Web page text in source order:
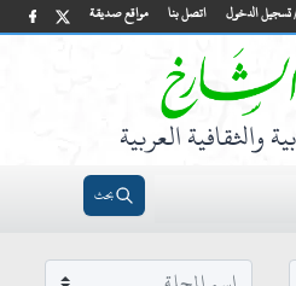
مواقع صديقة اتصل بنا تسجيل الدخول
والثقافية العربية
بحث